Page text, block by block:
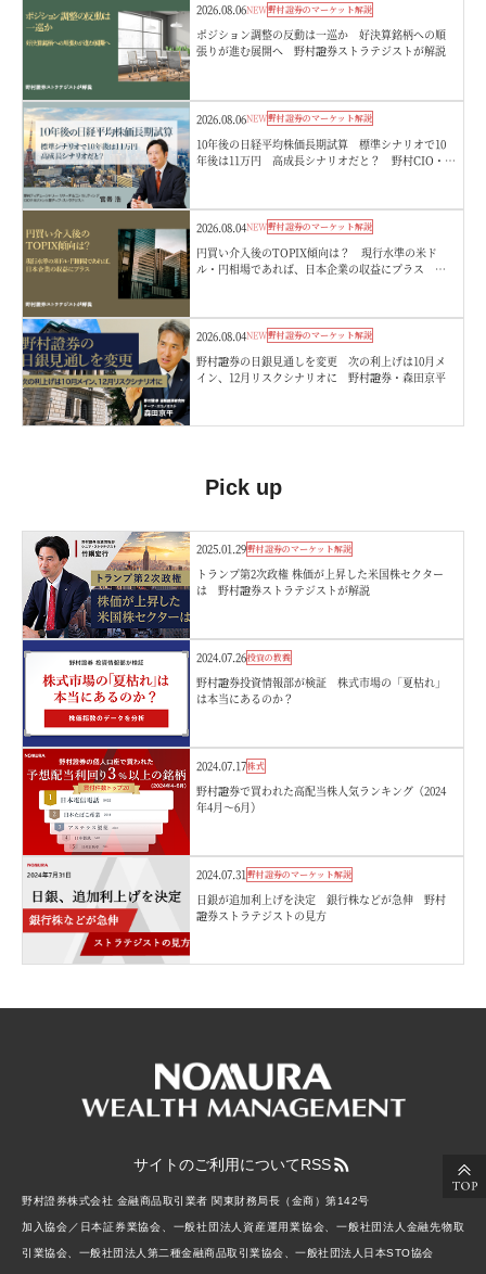
2026.08.06NEW野村證券のマーケット解説
ポジション調整の反動は一巡か 好決算銘柄への順
張りが進む展開へ 野村證券ストラテジストが解説
2026.08.06NEW野村證券のマーケット解説
10年後の日経平均株価長期試算 標準シナリオで10
年後は11万円 高成長シナリオだと？ 野村CIO・宮
2026.08.04NEW野村證券のマーケット解説
円買い介入後のTOPIX傾向は？ 現行水準の米ド
ル・円相場であれば、日本企業の収益にプラス 野
2026.08.04NEW野村證券のマーケット解説
野村證券の日銀見通しを変更 次の利上げは10月メ
イン、12月リスクシナリオに 野村證券・森田京平
Pick up
2025.01.29野村證券のマーケット解説
トランプ第2次政権 株価が上昇した米国株セクター
は 野村證券ストラテジストが解説
2024.07.26投資の教養
野村證券投資情報部が検証 株式市場の「夏枯れ」
は本当にあるのか？
2024.07.17株式
野村證券で買われた高配当株人気ランキング（2024
年4月～6月）
2024.07.31野村證券のマーケット解説
日銀が追加利上げを決定 銀行株などが急伸 野村
證券ストラテジストの見方
サイトのご利用についてRSS
野村證券株式会社 金融商品取引業者 関東財務局長（金商）第142号
加入協会／日本証券業協会、一般社団法人資産運用業協会、一般社団法人金融先物取
引業協会、一般社団法人第二種金融商品取引業協会、一般社団法人日本STO協会